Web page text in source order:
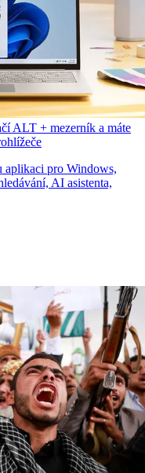
ALT + mezerník a máte
aplikaci pro Windows,
AI asistenta,